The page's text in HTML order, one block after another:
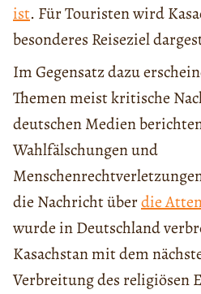
ist. Für Touristen wird
besonderes Reiseziel
Im Gegensatz dazu
Themen meist kritische
deutschen Medien
Wahlfälschungen und
die Nachricht überdie
wurde in Deutschland
Kasachstan mit dem
Verbreitung des religiösen